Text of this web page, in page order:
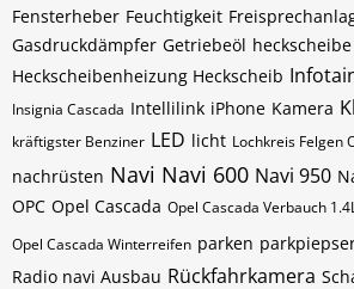
Fensterheber Feuchtigkeit
Gasdruckdämpfer Getriebeöl heckscheibe
Heckscheibenheizung Heckscheib
Insignia Cascada Intellilink iPhone Kamera
kräftigster Benziner LED licht Lochkreis Felgen
nachrüsten Navi Navi 600 Navi 950
OPC Opel Cascada Opel Cascada Verbauch
Opel Cascada Winterreifen parken
Radio navi Ausbau Rückfahrkamera